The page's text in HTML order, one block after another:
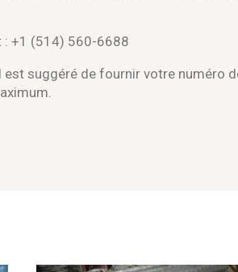
: +1 (514) 560-6688
suggéré de fournir votre numéro